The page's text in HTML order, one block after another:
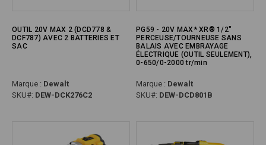
OUTIL 20V MAX 2 (DCD778 &
DCF787) AVEC 2 BATTERIES ET
SAC
Marque : Dewalt
SKU#: DEW-DCK276C2
PG59 - 20V MAX* XR® 1/2"
PERCEUSE/TOURNEUSE SANS
BALAIS AVEC EMBRAYAGE
ÉLECTRIQUE (OUTIL SEULEMENT),
0-650/0-2000 tr/min
Marque : Dewalt
SKU#: DEW-DCD801B